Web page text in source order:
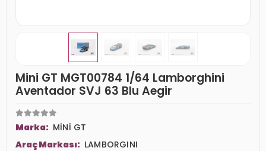
Mini GT MGT00784 1/64 Lamborghini
Aventador SVJ 63 Blu Aegir
Marka: MİNİ GT
Araç Markası: LAMBORGINI